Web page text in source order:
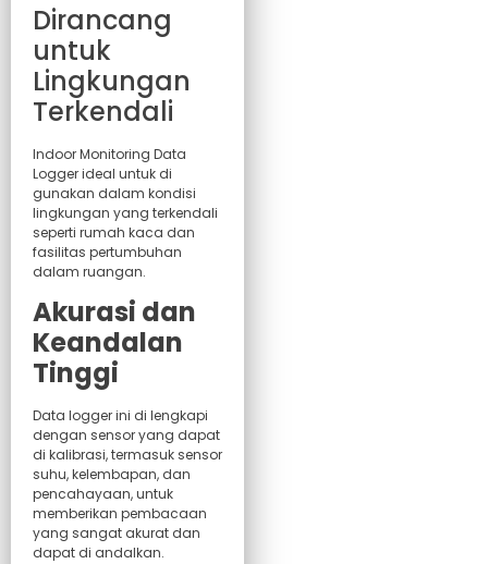
Dirancang
untuk
Lingkungan
Terkendali
Indoor Monitoring Data
Logger ideal untuk di
gunakan dalam kondisi
lingkungan yang terkendali
seperti rumah kaca dan
fasilitas pertumbuhan
dalam ruangan.
Akurasi dan
Keandalan
Tinggi
Data logger ini di lengkapi
dengan sensor yang dapat
di kalibrasi, termasuk sensor
suhu, kelembapan, dan
pencahayaan, untuk
memberikan pembacaan
yang sangat akurat dan
dapat di andalkan.